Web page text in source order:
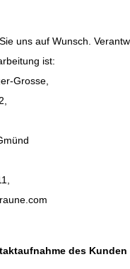
uns auf Wunsch.
ist:
Grosse,
des Kunden